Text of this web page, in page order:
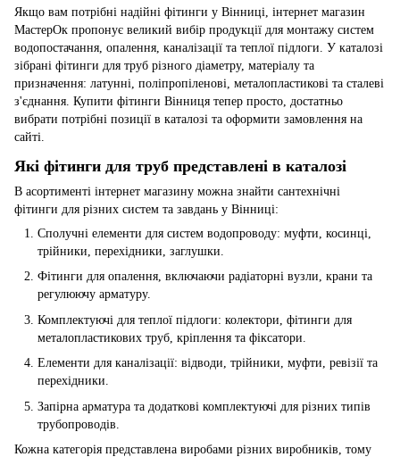
Якщо вам потрібні надійні фітинги у Вінниці, інтернет магазин
МастерОк пропонує великий вибір продукції для монтажу систем
водопостачання, опалення, каналізації та теплої підлоги. У каталозі
зібрані фітинги для труб різного діаметру, матеріалу та
призначення: латунні, поліпропіленові, металопластикові та сталеві
з'єднання. Купити фітинги Вінниця тепер просто, достатньо
вибрати потрібні позиції в каталозі та оформити замовлення на
сайті.
Які фітинги для труб представлені в каталозі
В асортименті інтернет магазину можна знайти сантехнічні
фітинги для різних систем та завдань у Вінниці:
Сполучні елементи для систем водопроводу: муфти, косинці,
трійники, перехідники, заглушки.
Фітинги для опалення, включаючи радіаторні вузли, крани та
регулюючу арматуру.
Комплектуючі для теплої підлоги: колектори, фітинги для
металопластикових труб, кріплення та фіксатори.
Елементи для каналізації: відводи, трійники, муфти, ревізії та
перехідники.
Запірна арматура та додаткові комплектуючі для різних типів
трубопроводів.
Кожна категорія представлена виробами різних виробників, тому